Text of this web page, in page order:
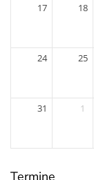
17 18
24 25
31 1
Termine